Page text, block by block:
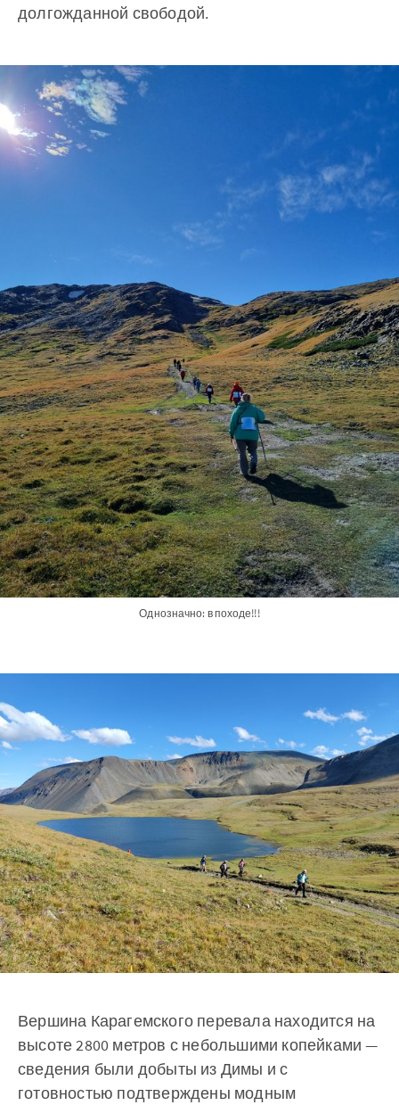
долгожданной свободой.
Однозначно: в походе!!!
Вершина Карагемского перевала находится на
высоте 2800 метров с небольшими копейками —
сведения были добыты из Димы и с
готовностью подтверждены модным